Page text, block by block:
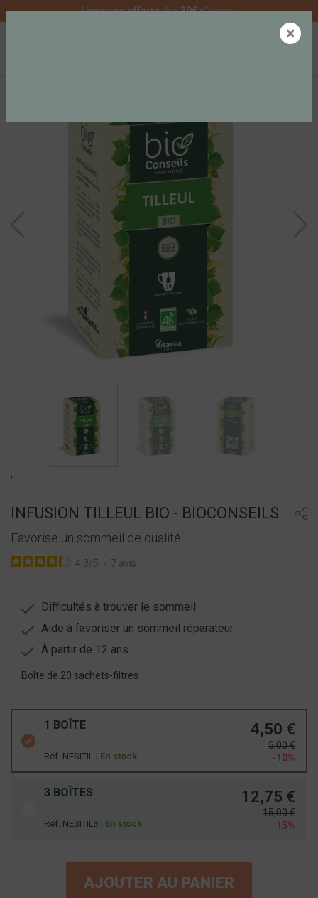
Livraison offertedès39€d'achats
INFUSION TILLEUL BIO - BIOCONSEILS
Favorise un sommeil de qualité
4.3/5 - 7 avis
Difficultés à trouver le sommeil
Aide à favoriser un sommeil réparateur
À partir de 12 ans
Boîte de 20 sachets-filtres
1 BOÎTE
Réf. NESITIL | En stock
4,50 €
5,00 €
-10%
3 BOÎTES
Réf. NESITIL3 | En stock
12,75 €
15,00 €
15%
AJOUTER AU PANIER
,
×